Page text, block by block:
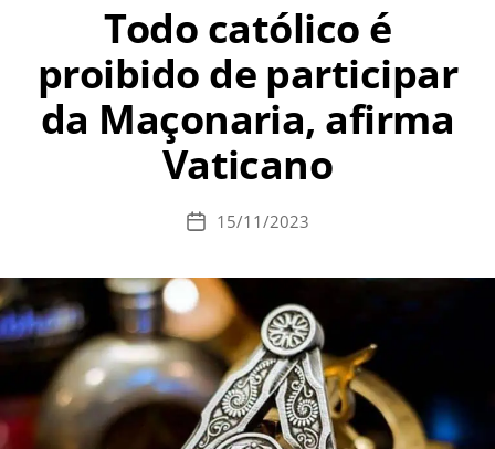
Todo católico é
proibido de participar
da Maçonaria, afirma
Vaticano
Data15/11/2023